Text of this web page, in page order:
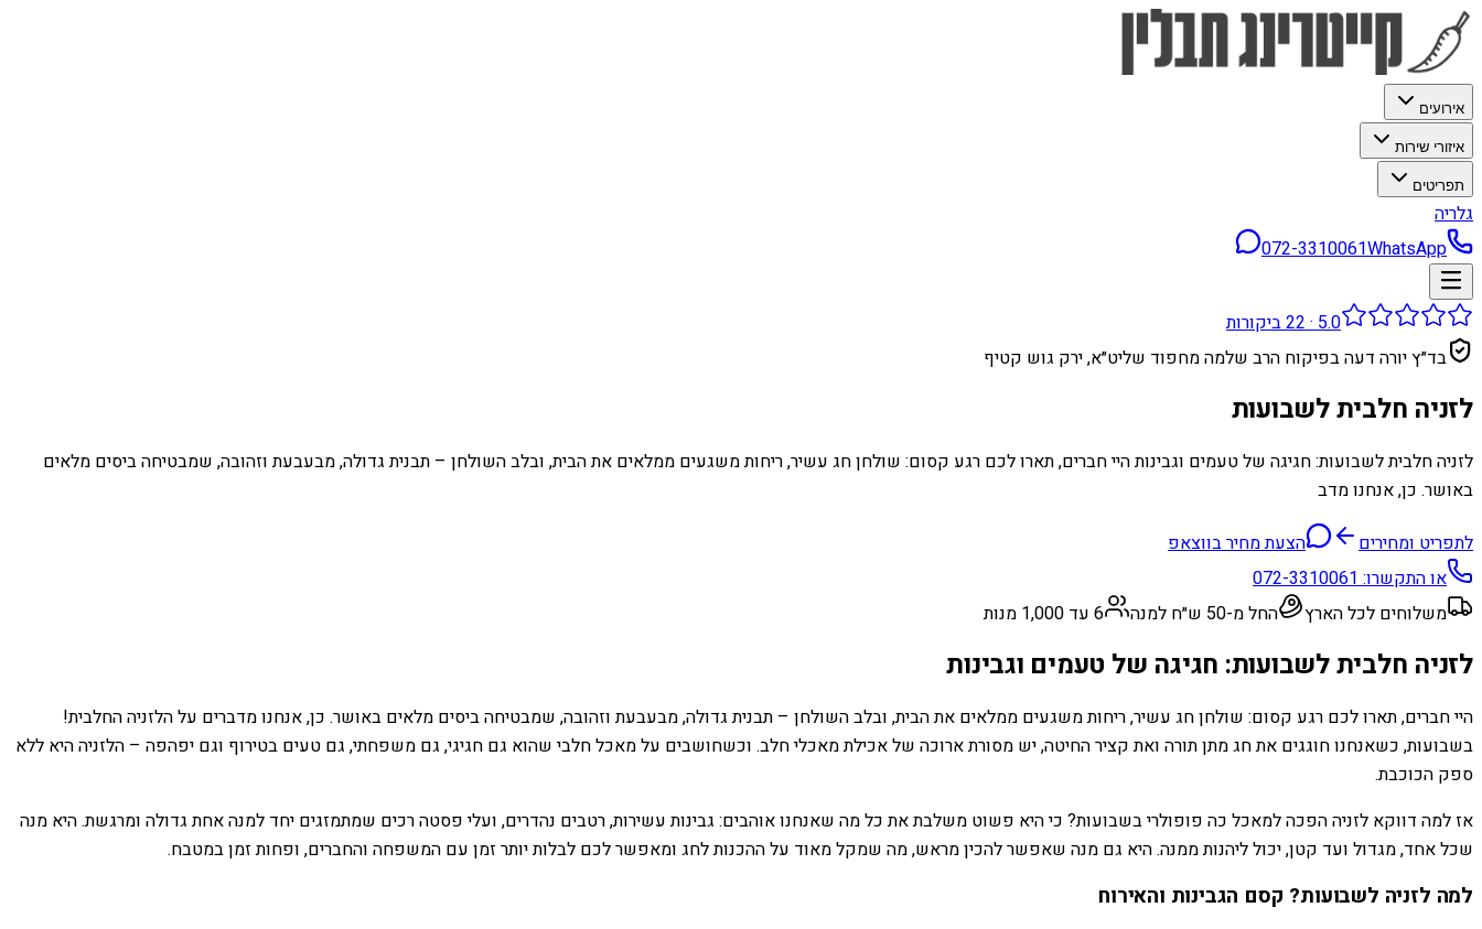
אירועים
איזורי שירות
תפריטים
גלריה
072-3310061WhatsApp
5.0
·
22ביקורות
בד״ץ יורה דעה בפיקוח הרב שלמה מחפוד שליט״א, ירק גוש קטיף
לזניה חלבית לשבועות
לזניה חלבית לשבועות: חגיגה של טעמים וגבינות היי חברים, תארו לכם רגע קסום: שולחן חג עשיר, ריחות משגעים ממלאים את הבית, ובלב השולחן – תבנית גדולה, מבעבעת וזהובה, שמבטיחה ביסים מלאים
באושר. כן, אנחנו מדב
לתפריט ומחירים
הצעת מחיר בווצאפ
או התקשרו:072-3310061
משלוחים לכל הארץ
החל מ-50 ש״ח למנה 6 עד 1,000 מנות
לזניה חלבית לשבועות: חגיגה של טעמים וגבינות
היי חברים, תארו לכם רגע קסום: שולחן חג עשיר, ריחות משגעים ממלאים את הבית, ובלב השולחן – תבנית גדולה, מבעבעת וזהובה, שמבטיחה ביסים מלאים באושר. כן, אנחנו מדברים על הלזניה החלבית!
בשבועות, כשאנחנו חוגגים את חג מתן תורה ואת קציר החיטה, יש מסורת ארוכה של אכילת מאכלי חלב. וכשחושבים על מאכל חלבי שהוא גם חגיגי, גם משפחתי, גם טעים בטירוף וגם יפהפה – הלזניה היא ללא
ספק הכוכבת.
אז למה דווקא לזניה הפכה למאכל כה פופולרי בשבועות? כי היא פשוט משלבת את כל מה שאנחנו אוהבים: גבינות עשירות, רטבים נהדרים, ועלי פסטה רכים שמתמזגים יחד למנה אחת גדולה ומרגשת. היא מנה
שכל אחד, מגדול ועד קטן, יכול ליהנות ממנה. היא גם מנה שאפשר להכין מראש, מה שמקל מאוד על ההכנות לחג ומאפשר לכם לבלות יותר זמן עם המשפחה והחברים, ופחות זמן במטבח.
למה לזניה לשבועות? קסם הגבינות והאירוח